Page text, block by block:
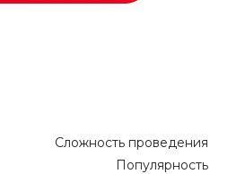
Сложность проведения
Популярность